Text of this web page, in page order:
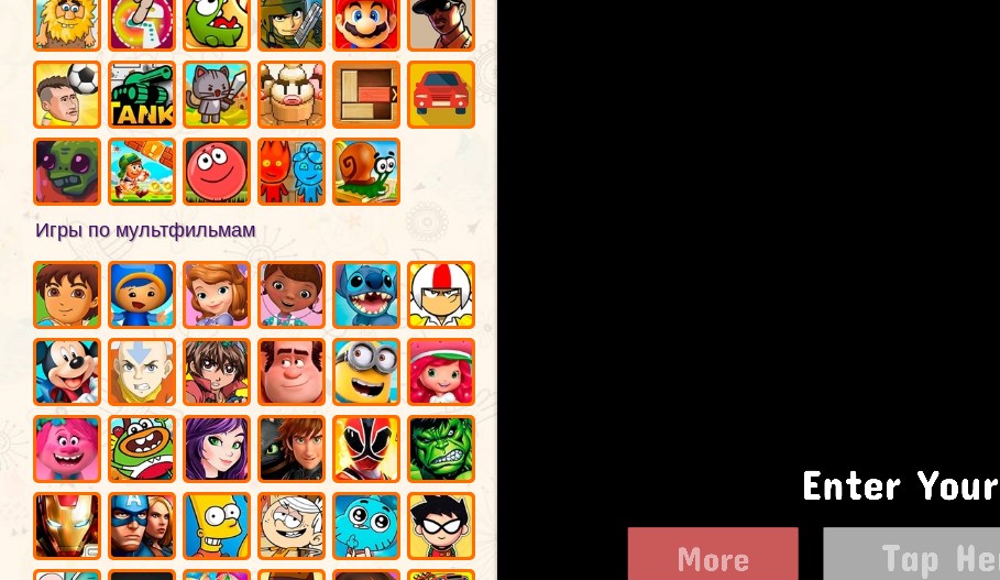
Игры по мультфильмам